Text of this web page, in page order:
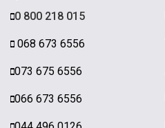
0 800 218 015
068 673 6556
073 675 6556
066 673 6556